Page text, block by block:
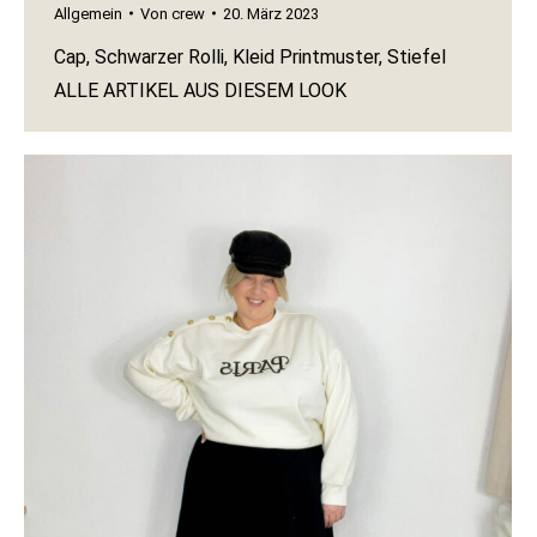
Allgemein Von crew 20. März 2023
Cap, Schwarzer Rolli, Kleid Printmuster, Stiefel
ALLE ARTIKEL AUS DIESEM LOOK